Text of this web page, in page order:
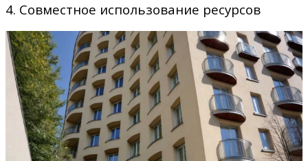
4. Совместное использование ресурсов